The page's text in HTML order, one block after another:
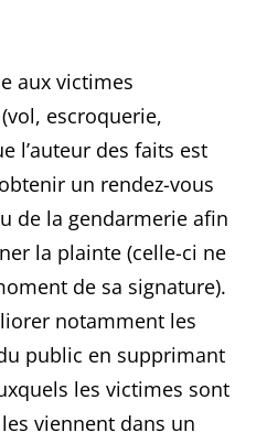
aux victimes
escroquerie,
l’auteur des faits est
un rendez-vous
de la gendarmerie afin
la plainte (celle-ci ne
de sa signature).
notamment les
public en supprimant
les victimes sont
viennent dans un